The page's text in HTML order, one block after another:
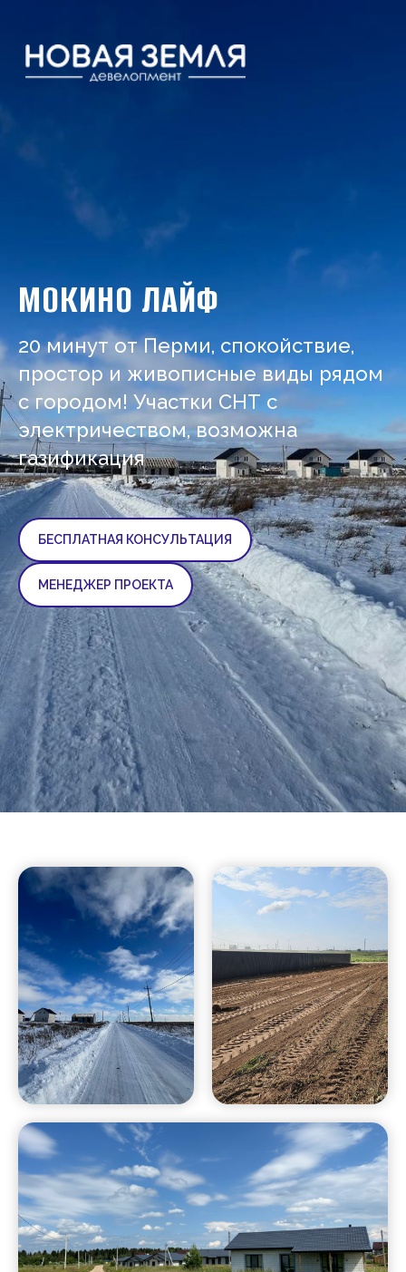
МОКИНО ЛАЙФ
20 минут от Перми, спокойствие,
простор и живописные виды рядом
с городом! Участки СНТ с
электричеством, возможна
газификация
БЕСПЛАТНАЯ КОНСУЛЬТАЦИЯ
МЕНЕДЖЕР ПРОЕКТА